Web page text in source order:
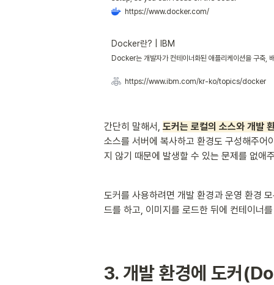
https://www.docker.com/
Docker란? | IBM
Docker는 개발자가 컨테이너화된 애플리케이션을 구축,
https://www.ibm.com/kr-ko/topics/docker
간단히 말해서, 도커는 로컬의 소스와 개발
소스를 서버에 복사하고 환경도 구성해주
지 않기 때문에 발생할 수 있는 문제를 없애
도커를 사용하려면 개발 환경과 운영 환경
드를 하고, 이미지를 로드한 뒤에 컨테이너
3. 개발 환경에 도커